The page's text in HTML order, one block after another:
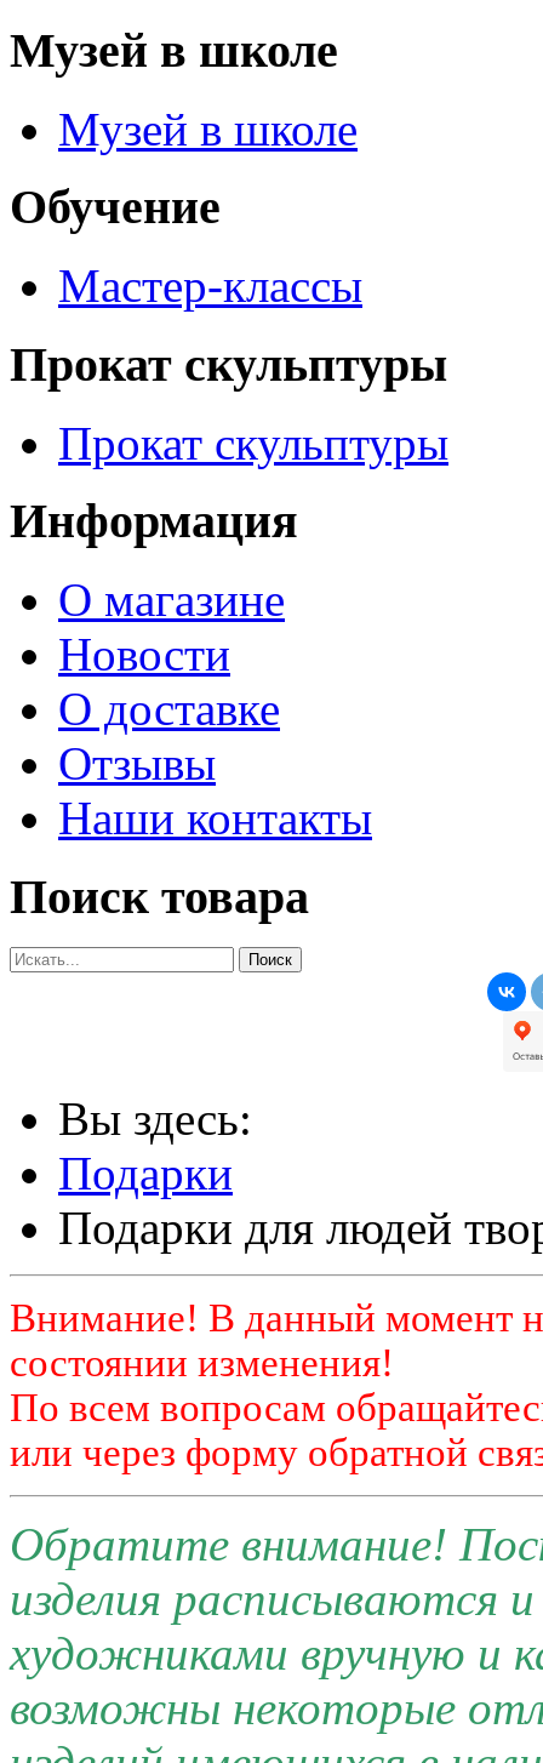
Музей в школе
Музей в школе
Обучение
Мастер-классы
Прокат скульптуры
Прокат скульптуры
Информация
О магазине
Новости
О доставке
Отзывы
Наши контакты
Поиск товара
Вы здесь:
Подарки
Подарки для людей
Внимание! В данный момент
состоянии изменения!
По всем вопросам
или через форму обратной
Обратите внимание!
изделия расписываются
художниками вручную и
возможны некоторые